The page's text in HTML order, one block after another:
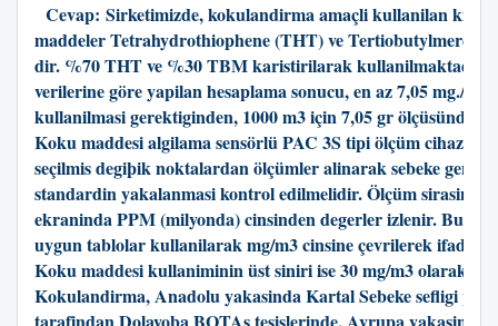
Cevap: Sirketimizde, kokulandirma amaçli kullanilan
maddeler Tetrahydrothiophene (THT) ve
dir. %70 THT ve %30 TBM karistirilarak kullanilmaktadir.
verilerine göre yapilan hesaplama sonucu, en az 7,05 mg./m3
kullanilmasi gerektiginden, 1000 m3 için 7,05 gr ölçüsünde
Koku maddesi algilama sensörlü PAC 3S tipi ölçüm
seçilmis degiþik noktalardan ölçümler alinarak sebeke
standardin yakalanmasi kontrol edilmelidir. Ölçüm sirasinda
ekraninda PPM (milyonda) cinsinden degerler izlenir. Bu
uygun tablolar kullanilarak mg/m3 cinsine çevrilerek ifade
Koku maddesi kullaniminin üst siniri ise 30 mg/m3 olarak
Kokulandirma, Anadolu yakasinda Kartal Sebeke sefligi